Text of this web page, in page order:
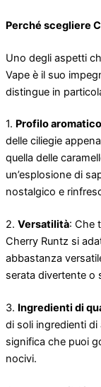
Perché scegliere
Uno degli aspetti
Vape è il suo
distingue in
1. Profilo
delle ciliegie
quella delle
un’esplosione di
nostalgico e
2. Versatilità: Che
Cherry Runtz si
abbastanza
serata divertente o
3. Ingredienti di
di soli ingredienti di
significa che puoi
nocivi.